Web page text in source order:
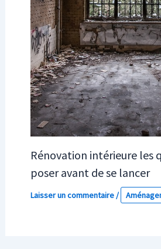
Rénovation intérieure les
poser avant de se lancer
Laisser un commentaire/